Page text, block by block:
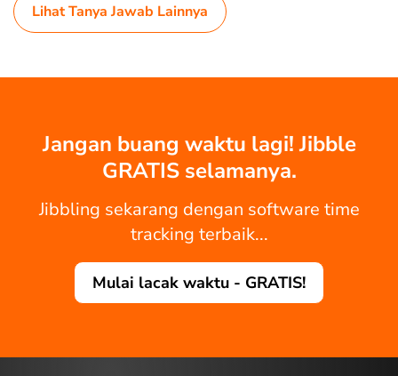
Lihat Tanya Jawab Lainnya
Jangan buang waktu lagi! Jibble
GRATIS selamanya.
Jibbling sekarang dengan software time
tracking terbaik...
Mulai lacak waktu - GRATIS!